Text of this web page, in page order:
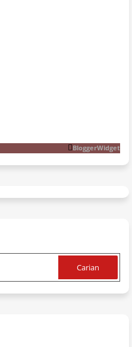
BloggerWidget